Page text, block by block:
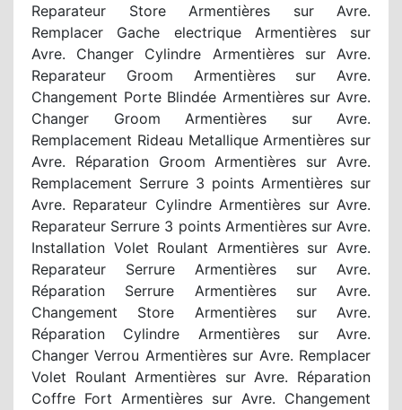
Reparateur Store Armentières sur Avre.
Remplacer Gache electrique Armentières sur
Avre. Changer Cylindre Armentières sur Avre.
Reparateur Groom Armentières sur Avre.
Changement Porte Blindée Armentières sur Avre.
Changer Groom Armentières sur Avre.
Remplacement Rideau Metallique Armentières sur
Avre. Réparation Groom Armentières sur Avre.
Remplacement Serrure 3 points Armentières sur
Avre. Reparateur Cylindre Armentières sur Avre.
Reparateur Serrure 3 points Armentières sur Avre.
Installation Volet Roulant Armentières sur Avre.
Reparateur Serrure Armentières sur Avre.
Réparation Serrure Armentières sur Avre.
Changement Store Armentières sur Avre.
Réparation Cylindre Armentières sur Avre.
Changer Verrou Armentières sur Avre. Remplacer
Volet Roulant Armentières sur Avre. Réparation
Coffre Fort Armentières sur Avre. Changement